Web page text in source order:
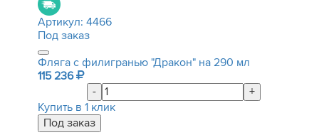
Артикул: 4466
Под заказ
Фляга с филигранью "Дракон" на 290 мл
115 236
-
+
Купить в 1 клик